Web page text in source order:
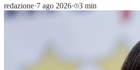
redazione·7 ago 2026· 3 min